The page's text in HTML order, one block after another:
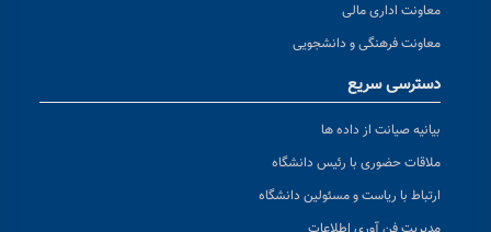
معاونت اداری مالی
معاونت فرهنگی و دانشجویی
دسترسی سریع
بیانیه صیانت از داده ها
ملاقات حضوری با رئیس دانشگاه
ارتباط با ریاست و مسئولین دانشگاه